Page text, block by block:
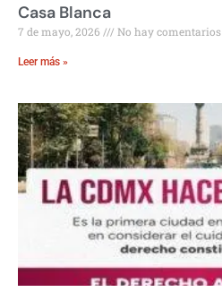
Casa Blanca
7 de mayo, 2026 No hay comentarios
Leer más »